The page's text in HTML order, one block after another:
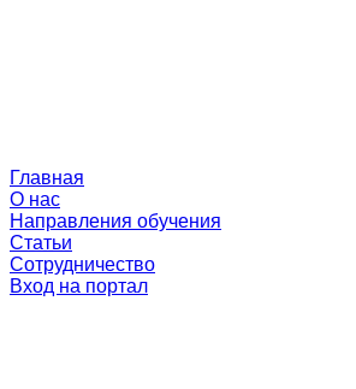
Главная
О нас
Направления обучения
Статьи
Сотрудничество
Вход на портал